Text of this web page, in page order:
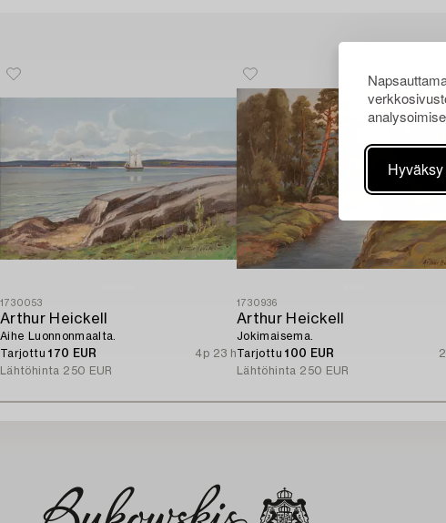
1730053
Arthur Heickell
Aihe Luonnonmaalta.
Tarjottu170 EUR
4p 23 h
Lähtöhinta 250 EUR
1730936
Arthur Heickell
Jokimaisema.
Tarjottu100 EUR
Lähtöhinta 250 EUR